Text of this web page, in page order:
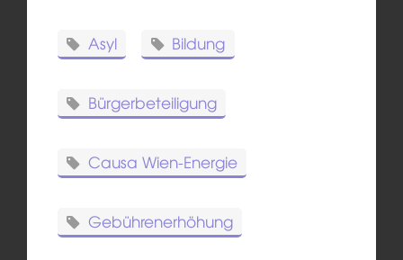
Asyl Bildung
Bürgerbeteiligung
Causa Wien-Energie
Gebührenerhöhung